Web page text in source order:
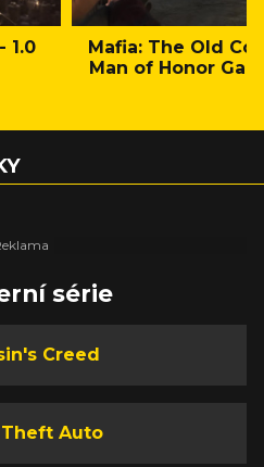
1.0
Mafia: The Old
Man of Honor
série
Creed
Theft Auto